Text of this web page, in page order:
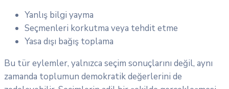
Yanlış bilgi yayma
Seçmenleri korkutma veya tehdit etme
Yasa dışı bağış toplama
Bu tür eylemler, yalnızca seçim sonuçlarını değil, aynı
zamanda toplumun demokratik değerlerini de